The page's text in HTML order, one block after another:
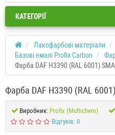
КАТЕГОРІЇ
Лакофарбові матеріали
Базові емалі Profix Carbon
Фарба DAF H3390 (RAL 6001)
Фарба DAF H3390 (RAL
Виробник: Profix (Multichem)
Відгуків: 0